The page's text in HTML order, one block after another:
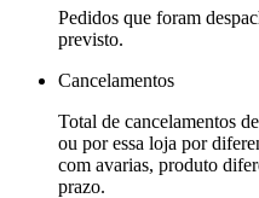
Pedidos que foram
previsto.
Cancelamentos
Total de cancelamentos
ou por essa loja por
com avarias, produto
prazo.